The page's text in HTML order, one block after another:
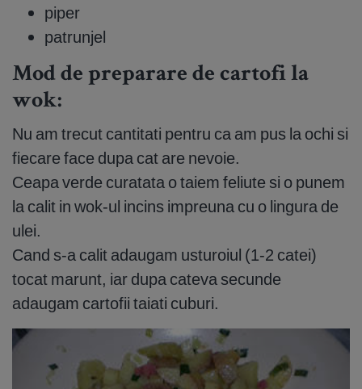
piper
patrunjel
Mod de preparare de cartofi la
wok:
Nu am trecut cantitati pentru ca am pus la ochi si
fiecare face dupa cat are nevoie.
Ceapa verde curatata o taiem feliute si o punem
la calit in wok-ul incins impreuna cu o lingura de
ulei.
Cand s-a calit adaugam usturoiul (1-2 catei)
tocat marunt, iar dupa cateva secunde
adaugam cartofii taiati cuburi.